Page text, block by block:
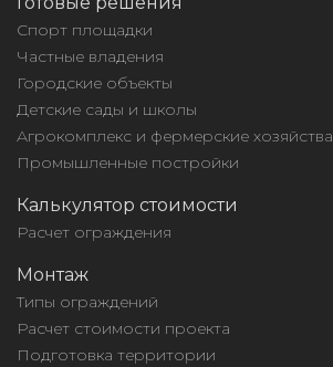
Спорт площадки
Частные владения
Городские объекты
Детские сады и школы
Агрокомплекс и фермерские хозяйства
Промышленные постройки
Калькулятор стоимости
Расчет ограждения
Монтаж
Типы ограждений
Расчет стоимости проекта
Подготовка территории